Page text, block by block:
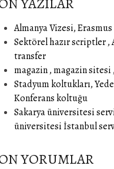
Almanya Vizesi,
Sektörel hazır scriptler ,
transfer
magazin , magazin
Stadyum koltukları,
Konferans koltuğu
Sakarya üniversitesi
üniversitesi İstanbul
YORUMLAR